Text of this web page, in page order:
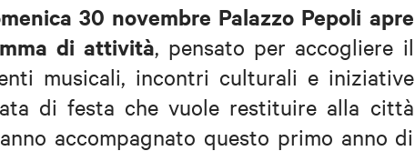
30 novembre Palazzo Pepoli apre
di attività, pensato per accogliere il
musicali, incontri culturali e iniziative
di festa che vuole restituire alla città
accompagnato questo primo anno di